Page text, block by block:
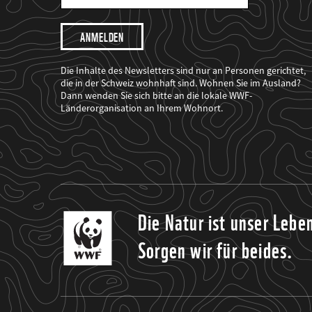
Mail
Adresse
Ich
möchte,
dass
der
WWF
mich
über
seine
Projekte
informiert.
Die Inhalte des Newsletters sind nur an Personen gerichtet,
die in der Schweiz wohnhaft sind. Wohnen Sie im Ausland?
Dann wenden Sie sich bitte an die lokale WWF-
Länderorganisation an Ihrem Wohnort.
Die Natur ist unser
Sorgen wir für beides.